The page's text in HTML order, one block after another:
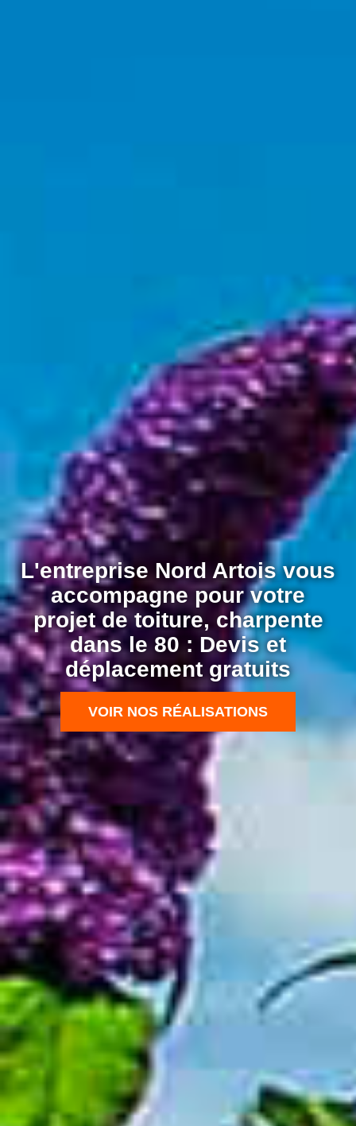
L'entreprise Nord Artois vous
accompagne pour votre
projet de toiture, charpente
dans le 80 : Devis et
déplacement gratuits
VOIR NOS RÉALISATIONS